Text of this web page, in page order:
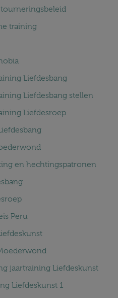
training
Liefdesbang
Liefdesbang stellen
Liefdesroep
en hechtingspatronen
Peru
jaartraining Liefdeskunst
Liefdeskunst 1